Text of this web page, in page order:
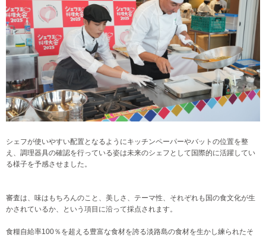
シェフが使いやすい配置となるようにキッチンペーパーやバットの位置を整
え、調理器具の確認を行っている姿は未来のシェフとして国際的に活躍してい
る様子を予感させました。
審査は、味はもちろんのこと、美しさ、テーマ性、それぞれも国の食文化が生
かされているか、という項目に沿って採点されます。
食糧自給率100％を超える豊富な食材を誇る淡路島の食材を生かし練られたそ